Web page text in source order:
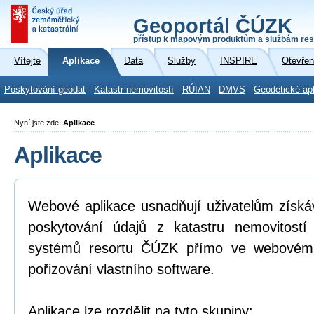
Geoportál ČÚZK
přístup k mapovým produktům a službám
Vítejte Aplikace Data Služby INSPIRE
Poskytování geodat Katastr nemovitostí RÚIAN DMVS Geodetické
Nyní jste zde: Aplikace
Aplikace
Webové aplikace usnadňují uživatelům
poskytování údajů z katastru
systémů resortu ČÚZK přímo ve
pořizování vlastního software.